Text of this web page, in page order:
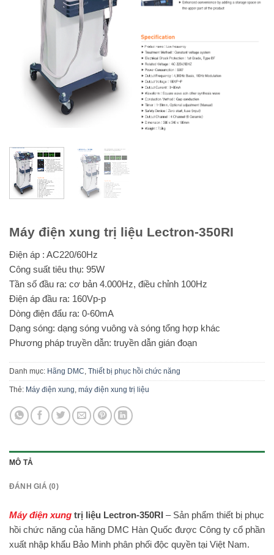
Máy điện xung trị liệu Lectron-350RI
Điện áp : AC220/60Hz
Công suất tiêu thụ: 95W
Tần số đầu ra: cơ bản 4.000Hz, điều chỉnh 100Hz
Điện áp đầu ra: 160Vp-p
Dòng điện đẩu ra: 0-60mA
Dạng sóng: dạng sóng vuông và sóng tổng hợp khác
Phương pháp truyền dẫn: truyền dẫn gián đoạn
Danh mục: Hãng DMC, Thiết bị phục hồi chức năng
Thẻ: Máy điện xung, máy điện xung trị liệu
MÔ TẢ
ĐÁNH GIÁ (0)
Máy điện xung trị liệu Lectron-350RI – Sản phẩm thiết bị phục
hồi chức năng của hãng DMC Hàn Quốc được Công ty cổ phần
xuất nhập khẩu Bảo Minh phân phối độc quyền tại Việt Nam.